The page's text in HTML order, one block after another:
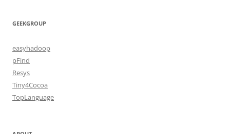
GEEKGROUP
easyhadoop
pFind
Resys
Tiny4Cocoa
TopLanguage